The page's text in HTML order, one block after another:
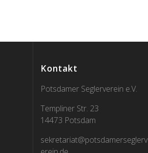
Kontakt
Potsdamer Seglerverein e.V.
Templiner Str. 23
14473 Potsdam
sekretariat@potsdamerseglerv